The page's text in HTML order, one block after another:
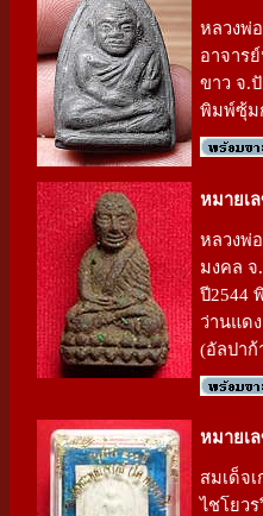
หลวงพ่
อาจาร
ขาว จ.
พิมพ์ซุ้ม
หมายเ
หลวงพ่
มงคล จ
ปี2544
ว่านแด
(อัลปา
หมายเ
สมเด็จ
ไชโยว